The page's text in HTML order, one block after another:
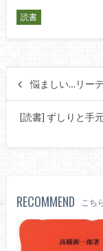
読書
悩ましい…リー
[読書] ずしりと手
RECOMMEND こち